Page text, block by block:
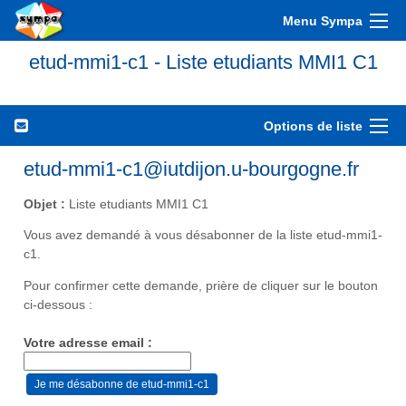
Menu Sympa
etud-mmi1-c1 - Liste etudiants MMI1 C1
Options de liste
etud-mmi1-c1@iutdijon.u-bourgogne.fr
Objet : Liste etudiants MMI1 C1
Vous avez demandé à vous désabonner de la liste etud-mmi1-
c1.
Pour confirmer cette demande, prière de cliquer sur le bouton
ci-dessous :
Votre adresse email :